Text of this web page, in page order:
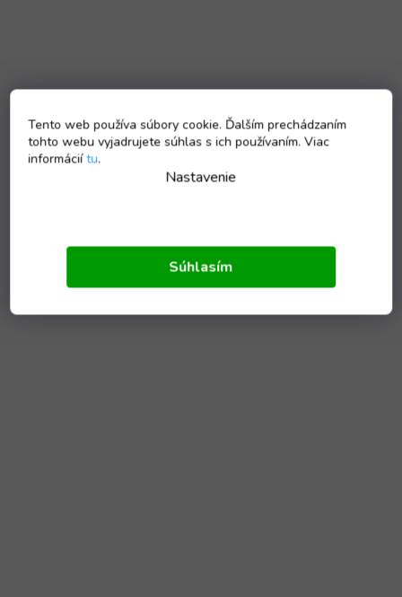
Tento web používa súbory cookie. Ďalším prechádzaním
tohto webu vyjadrujete súhlas s ich používaním. Viac
informáciítu.
Nastavenie
Súhlasím